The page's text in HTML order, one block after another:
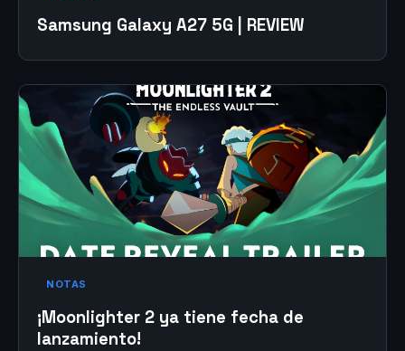
Samsung Galaxy A27 5G | REVIEW
NOTAS
¡Moonlighter 2 ya tiene fecha de
lanzamiento!